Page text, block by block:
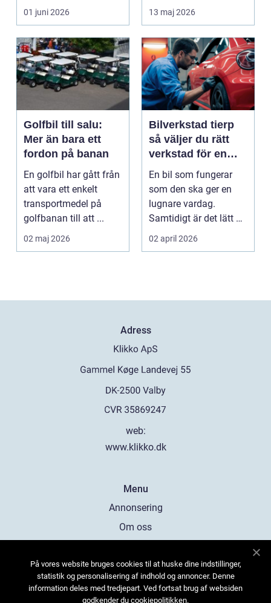
båtägare och
fastighetsförv...
01 juni 2026
mellanrum. För många
biläga...
13 maj 2026
Golfbil till salu:
Mer än bara ett
fordon på banan
En golfbil har gått från
att vara ett enkelt
transportmedel på
golfbanan till att ...
02 maj 2026
Bilverkstad tierp
så väljer du rätt
verkstad för en
tryggare bilvardag
En bil som fungerar
som den ska ger en
lugnare vardag.
Samtidigt är det lätt att
skjuta upp service ...
02 april 2026
Adress
web:
www.klikko.dk
Menu
Annonsering
Om oss
Kontakta oss
Sitemap
På vores website bruges cookies til at huske dine indstillinger,
statistik og personalisering af indhold og annoncer. Denne
information deles med tredjepart. Ved fortsat brug af websiden
godkender du cookiepolitikken.